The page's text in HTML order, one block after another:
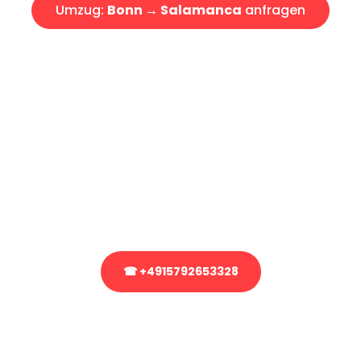
Umzug: Bonn → Salamanca anfragen
☎ +4915792653328